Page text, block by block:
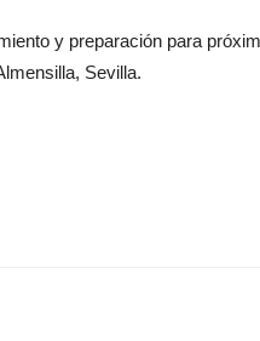
y preparación para
Sevilla.